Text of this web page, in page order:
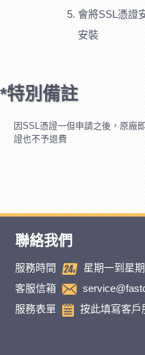
會將SSL憑證
安裝
*特別備註
因SSL憑證一但申請之後，原廠
證也不予退費
聯絡我們
服務時間
星期一到星
客服信箱
服務表單
按此填寫客戶